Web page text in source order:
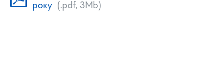
року (.pdf, 3Mb)